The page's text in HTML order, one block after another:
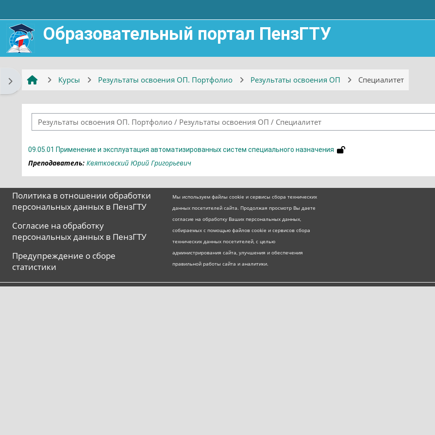
Образовательный портал ПензГТУ
Открыть боковую панель
Курсы Результаты освоения ОП. Портфолио Результаты освоения ОП Специалитет
09.05.01 Применение и эксплуатация автоматизированных систем специального назначения
Преподаватель:Квятковский Юрий Григорьевич
Политика в отношении обработки
персональных данных в ПензГТУ
Согласие на обработку
персональных данных в ПензГТУ
Предупреждение о сборе
статистики
Мы используем файлы cookie и сервисы сбора технических
данных посетителей сайта. Продолжая просмотр Вы даете
согласие на обработку Ваших персональных данных,
собираемых с помощью файлов cookie и сервисов сбора
технических данных посетителей, с целью
администрирования сайта, улучшения и обеспечения
правильной работы сайта и аналитики.